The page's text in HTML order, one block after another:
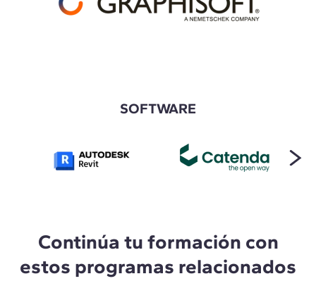
SOFTWARE
Continúa tu formación con
estos programas relacionados